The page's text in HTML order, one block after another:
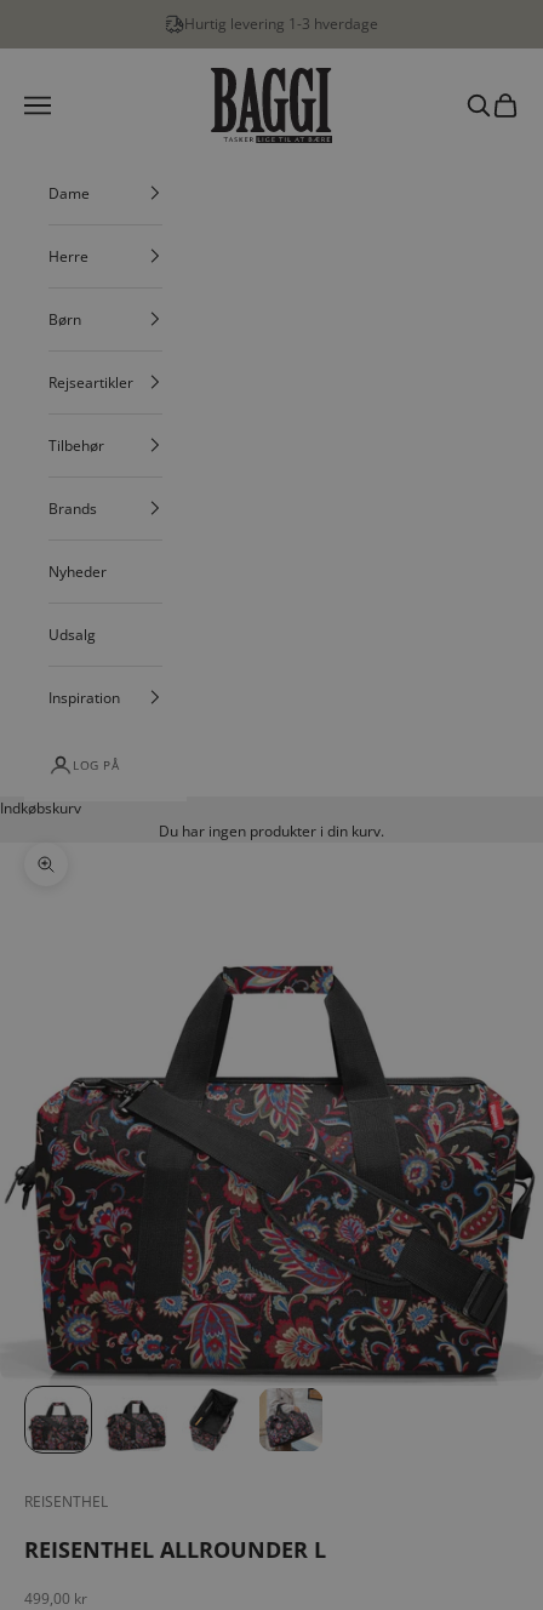
Hurtig levering 1-3 hverdage
BAGGI
Menu
Søg
Dame
Herre
Børn
Rejseartikler
Tilbehør
Brands
Nyheder
Udsalg
Inspiration
LOG PÅ
Indkøbskurv
Du har ingen produkter i din kurv.
Zoom
REISENTHEL
REISENTHEL ALLROUNDER L
Salgspris
499,00 kr